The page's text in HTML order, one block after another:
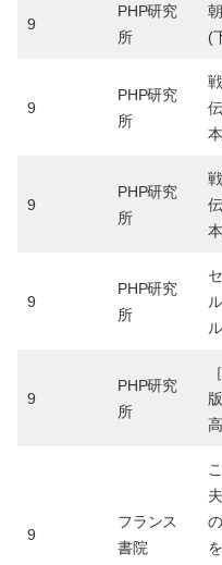
9
PHP研究
所
(
9
PHP研究
所
9
PHP研究
所
9
PHP研究
所
9
PHP研究
所
9
フランス
書院